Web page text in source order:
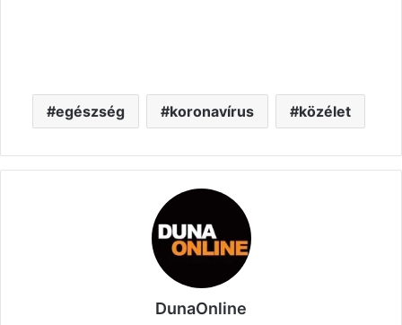
egészség koronavírus közélet
DunaOnline